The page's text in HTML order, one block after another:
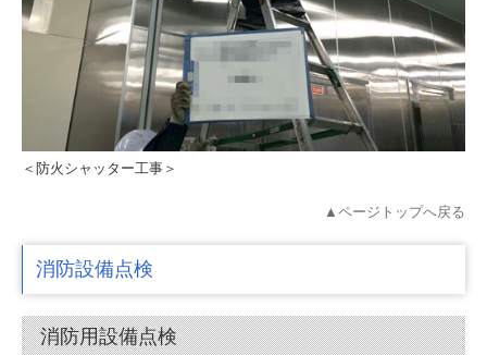
＜防火シャッター工事＞
▲ページトップへ戻る
消防設備点検
消防用設備点検